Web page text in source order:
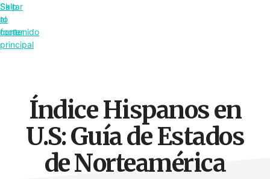
Saltar
al
contenido
principal
Skip
to
footer
Índice Hispanos en
U.S: Guía de Estados
de Norteamérica